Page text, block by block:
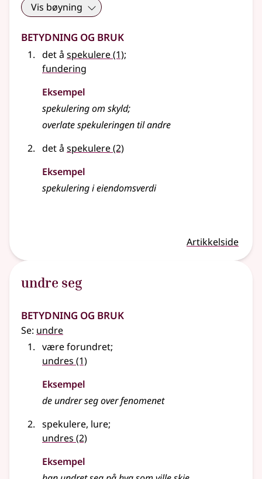
Vis bøyning
Betydning og bruk
det å spekulere(1);
fundering
Eksempel
spekulering om skyld;
overlate spekuleringen til andre
det å spekulere(2)
Eksempel
spekulering i eiendomsverdi
Artikkelside
undre seg
Betydning og bruk
Se: undre
være forundret;
undres (1)
Eksempel
de undrerseg over fenomenet
spekulere, lure;
undres (2)
Eksempel